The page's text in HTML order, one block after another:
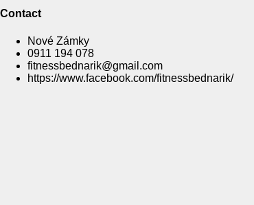
Contact
Nové Zámky
0911 194 078
fitnessbednarik@gmail.com
https://www.facebook.com/fitnessbednarik/